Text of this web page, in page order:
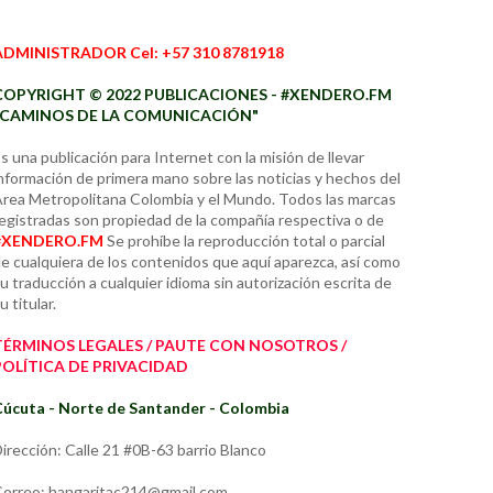
Cel: +57 310 8781918
© 2022 PUBLICACIONES - #XENDERO.FM
DE LA COMUNICACIÓN"
una publicación para Internet con la misión de llevar
de primera mano sobre las noticias y hechos del
Metropolitana Colombia y el Mundo. Todos las marcas
son propiedad de la compañía respectiva o de
Se prohíbe la reproducción total o parcial
cualquiera de los contenidos que aquí aparezca, así como
traducción a cualquier idioma sin autorización escrita de
titular.
LEGALES / PAUTE CON NOSOTROS /
DE PRIVACIDAD
- Norte de Santander - Colombia
Calle 21 #0B-63 barrio Blanco